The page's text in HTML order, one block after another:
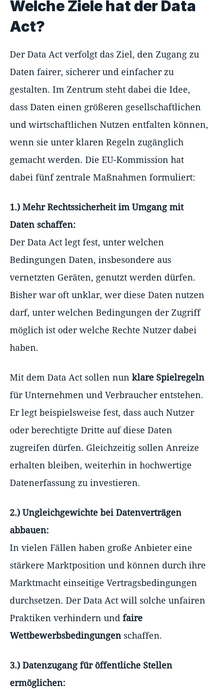
Welche Ziele hat der Data
Act?
Der Data Act verfolgt das Ziel, den Zugang zu
Daten fairer, sicherer und einfacher zu
gestalten. Im Zentrum steht dabei die Idee,
dass Daten einen größeren gesellschaftlichen
und wirtschaftlichen Nutzen entfalten können,
wenn sie unter klaren Regeln zugänglich
gemacht werden. Die EU-Kommission hat
dabei fünf zentrale Maßnahmen formuliert:
1.) Mehr Rechtssicherheit im Umgang mit
Daten schaffen:
Der Data Act legt fest, unter welchen
Bedingungen Daten, insbesondere aus
vernetzten Geräten, genutzt werden dürfen.
Bisher war oft unklar, wer diese Daten nutzen
darf, unter welchen Bedingungen der Zugriff
möglich ist oder welche Rechte Nutzer dabei
haben.
Mit dem Data Act sollen nun klare Spielregeln
für Unternehmen und Verbraucher entstehen.
Er legt beispielsweise fest, dass auch Nutzer
oder berechtigte Dritte auf diese Daten
zugreifen dürfen. Gleichzeitig sollen Anreize
erhalten bleiben, weiterhin in hochwertige
Datenerfassung zu investieren.
2.) Ungleichgewichte bei Datenverträgen
abbauen:
In vielen Fällen haben große Anbieter eine
stärkere Marktposition und können durch ihre
Marktmacht einseitige Vertragsbedingungen
durchsetzen. Der Data Act will solche unfairen
Praktiken verhindern und faire
Wettbewerbsbedingungen schaffen.
3.) Datenzugang für öffentliche Stellen
ermöglichen: